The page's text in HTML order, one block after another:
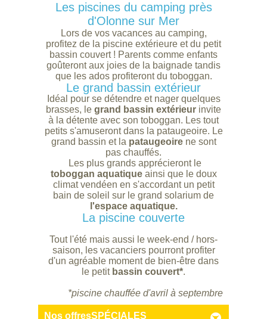
Les piscines du camping près
d'Olonne sur Mer
Lors de vos vacances au camping,
profitez de la piscine extérieure et du petit
bassin couvert ! Parents comme enfants
goûteront aux joies de la baignade tandis
que les ados profiteront du toboggan.
Le grand bassin extérieur
Idéal pour se détendre et nager quelques
brasses, le grand bassin extérieur invite
à la détente avec son toboggan. Les tout
petits s'amuseront dans la pataugeoire. Le
grand bassin et la pataugeoirene sont
pas chauffés.
Les plus grands apprécieront le
toboggan aquatiqueainsi que le doux
climat vendéen en s'accordant un petit
bain de soleil sur le grand solarium de
l'espace aquatique.
La piscine couverte
Tout l'été mais aussi le week-end / hors-
saison, les vacanciers pourront profiter
d'un agréable moment de bien-être dans
le petit bassin couvert*.
*piscine chauffée d'avril à septembre
Nos offresSPÉCIALES